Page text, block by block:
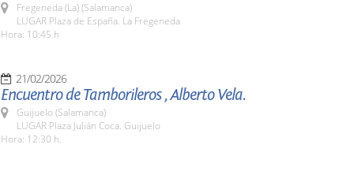
Fregeneda (La) (Salamanca)
LUGAR Plaza de España. La Fregeneda
Hora: 10:45 h
21/02/2026
Encuentro de Tamborileros , Alberto Vela.
Guijuelo (Salamanca)
LUGAR Plaza Julián Coca. Guijuelo
Hora: 12:30 h.